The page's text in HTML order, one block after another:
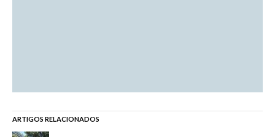
ARTIGOS RELACIONADOS